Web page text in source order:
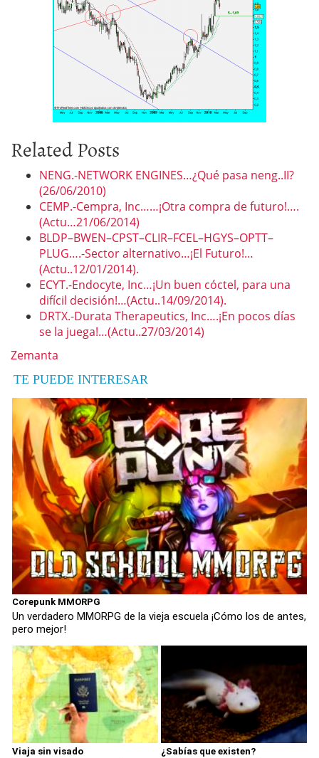
Related Posts
NENG.-NETWORK ENGINES…¿Qué pasa neng..II?
(26/06/2010)
CEMP.-Cempra, Inc……¡Otra compra de futuro!….
(Actu…21/06/2014)
BLDP–BWEN–CPST–CLIR–FCEL–HGYS–OPTT–
PLUG….-Sector alternativo…¡El Futuro!…
(Actu..12/01/2014).
ECYT.-Endocyte, Inc…¡Un buen cóctel, para una
difícil decisión!…(Actu..14/09/2014).
DRTX.-Durata Therapeutics, Inc….¡En pocos días
se la juega!…(Actu..27/03/2014)
Zemanta
TE PUEDE INTERESAR
Corepunk MMORPG
Un verdadero MMORPG de la vieja escuela ¡Cómo los de antes,
pero mejor!
Viaja sin visado ¿Sabías que existen?